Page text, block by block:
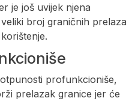
je još uvijek njena
broj graničnih prelaza
profunkcioniše,
prelazak granice jer će